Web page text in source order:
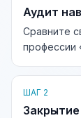
Аудит
Сравните
профессии
ШАГ 2